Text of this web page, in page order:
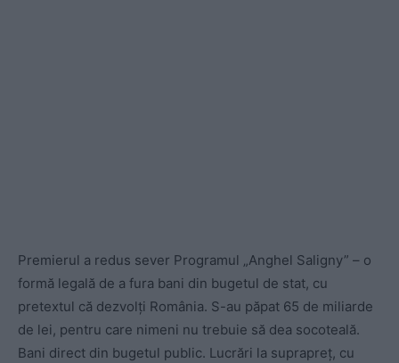
Premierul a redus sever Programul „Anghel Saligny” – o
formă legală de a fura bani din bugetul de stat, cu
pretextul că dezvolți România. S-au păpat 65 de miliarde
de lei, pentru care nimeni nu trebuie să dea socoteală.
Bani direct din bugetul public. Lucrări la suprapreț, cu